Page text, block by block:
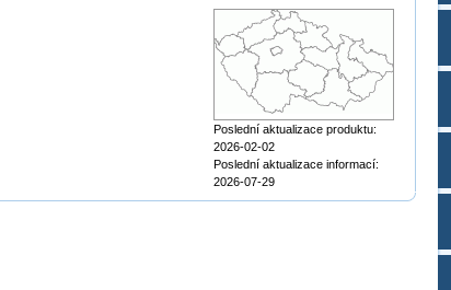
Poslední aktualizace produktu:
2026-02-02
Poslední aktualizace informací:
2026-07-29